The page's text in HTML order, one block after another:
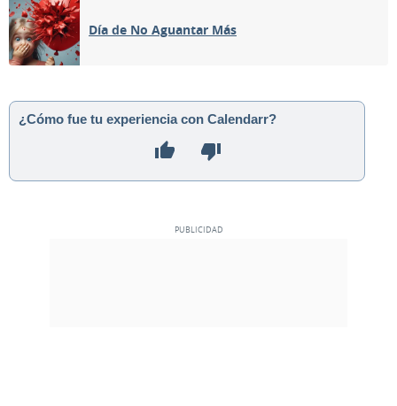
Día de No Aguantar Más
¿Cómo fue tu experiencia con Calendarr?